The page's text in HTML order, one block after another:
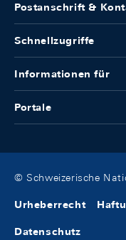
Postanschrift &
Schnellzugriffe
Informationen für
Portale
© Schweizerische
Urheberrecht
Datenschutz